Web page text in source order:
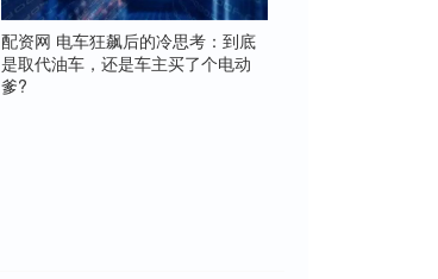
配资网 电车狂飙后的冷思考：到底
是取代油车，还是车主买了个电动
爹?